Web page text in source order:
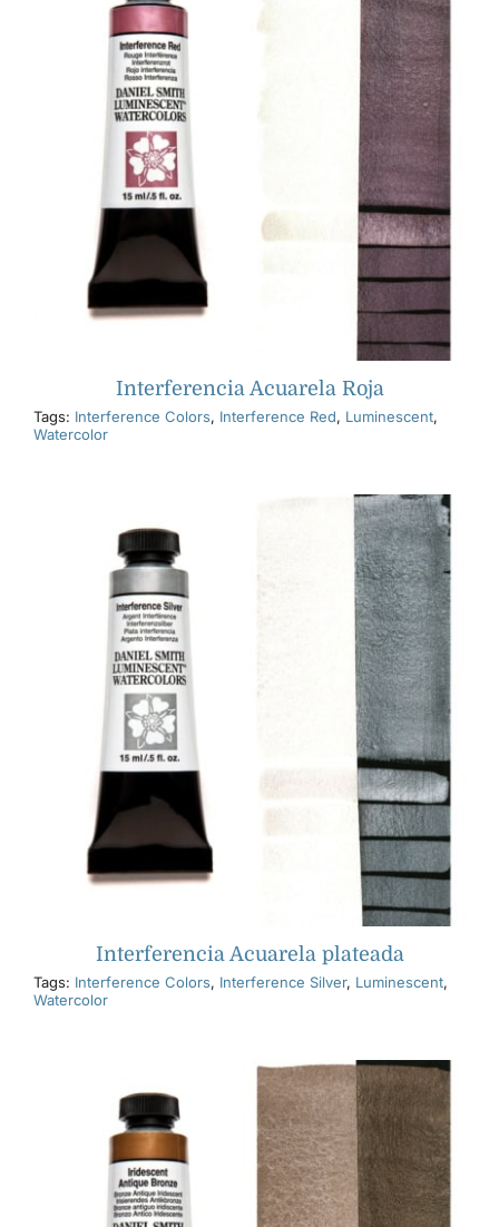
Interferencia Acuarela Roja
Tags: Interference Colors, Interference Red, Luminescent,
Watercolor
Interferencia Acuarela plateada
Tags: Interference Colors, Interference Silver, Luminescent,
Watercolor